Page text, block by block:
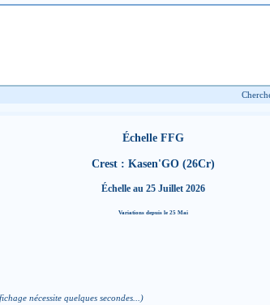
Échelle FFG
Crest : Kasen'GO (26Cr)
Échelle au 25 Juillet 2026
Variations depuis le 25 Mai
nécessite quelques secondes...)